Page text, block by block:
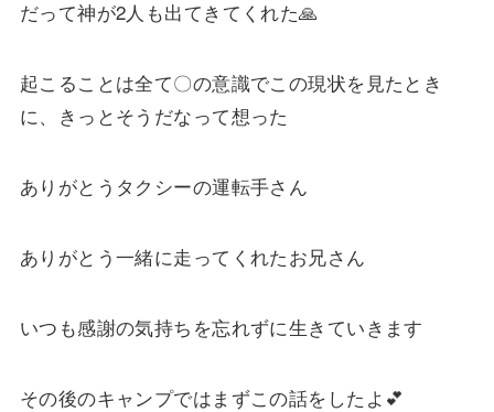
だって神が2人も出てきてくれた🙏
起こることは全て〇の意識でこの現状を見たとき
に、きっとそうだなって想った
ありがとうタクシーの運転手さん
ありがとう一緒に走ってくれたお兄さん
いつも感謝の気持ちを忘れずに生きていきます
その後のキャンプではまずこの話をしたよ💕